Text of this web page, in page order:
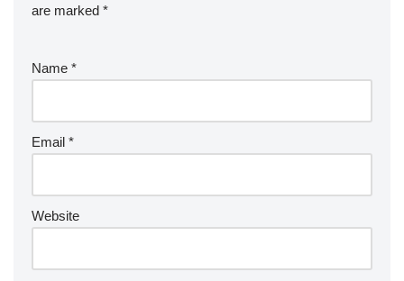
are marked *
Name *
Email *
Website